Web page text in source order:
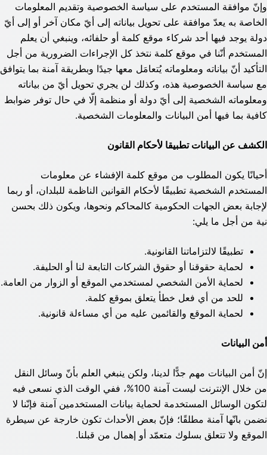
وإنّ موافقة المستخدم على سياسة الخصوصية وتقديم المعلومات
الخاصة به يعدّ موافقة على تحويل بياناته إلى أيّ مكان آخر أو إلى أيّ
دولة يوجد فيها أحد شركاء موقع كلمة أو حلفائه، وينبغي أن يعلم
المستخدم أنّنا في موقع كلمة نتخذ كل الإجراءات الضرورية من أجل
التأكيد أنّ بياناته ومعلوماته يُتعامَل معها جيدًا وبطريقة آمنة بما يتوافق
مع سياسة الخصوصية هذه، وكذلك لن يجري تحويل أيّ من بياناته
ومعلوماته الشخصية إلى أيّ دولة أو منظمة إلّا في حال توفر ضوابط
كافية بما فيها أمن البيانات والمعلومات الشخصية.
الكشف عن البيانات تطبيقا لأحكام القانون
أحيانًا يكون المطلوب من موقع كلمة الإفشاء عن معلومات
المستخدم الشخصية تطبيقًا لأحكام القوانين الناظمة للبلدان، أو ربما
لإجابة بعض الجهات الحكومية كالمحاكم ونحوها، ويكون ذلك بحسن
نية من أجل ما يلي:
تطبيقًا لالتزاماتنا القانونية.
لحماية حقوقنا أو حقوق الشركات التابعة لنا أو الحليفة.
لحماية الأمن الشخصي لمستخدمي الموقع أو الزوار من العامة.
للحد من أي فعل خطأ يتعلق بموقع كلمة.
لحماية الموقع والقائمين عليه من أي مساءلة قانونية.
أمن البيانات
إنّ أمن البيانات مهم جدًّا لدينا، ولكن ينبغي العلم بأنّ وسائل النقل
من خلال الإنترنت ليست آمنة 100%، ففي الوقت الذي نسعى فيه
لتكون الوسائل المستخدمة لحماية بيانات المستخدمين آمنة فإنّنا لا
نضمن بانّها آمنة مطلقًا؛ فإنّ بعض الأحداث تكون خارجة عن سيطرة
الموقع ولا تتعلق بسلوك متعمّد أو إهمال من قبلنا.